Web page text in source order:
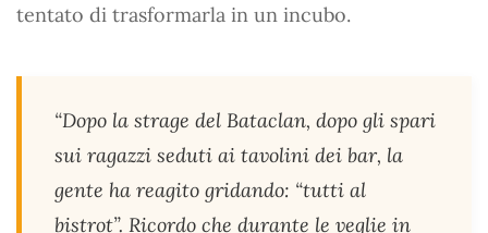
tentato di trasformarla in un incubo.
“Dopo la strage del Bataclan, dopo gli spari
sui ragazzi seduti ai tavolini dei bar, la
gente ha reagito gridando: “tutti al
bistrot”. Ricordo che durante le veglie in